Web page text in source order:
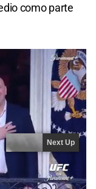
como parte